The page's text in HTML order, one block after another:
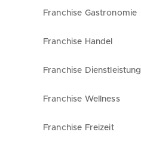
Franchise Gastronomie
Franchise Handel
Franchise Dienstleistung
Franchise Wellness
Franchise Freizeit